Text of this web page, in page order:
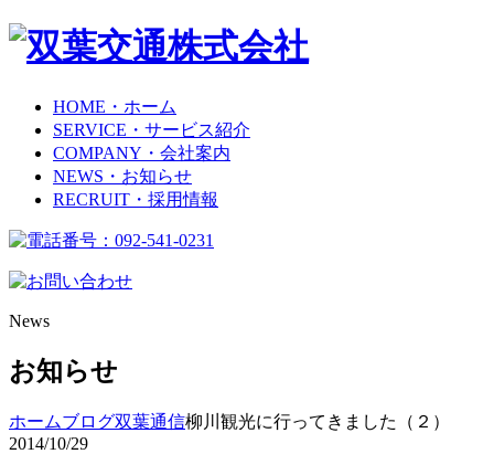
HOME ・ホーム
SERVICE ・サービス紹介
COMPANY ・会社案内
NEWS ・お知らせ
RECRUIT ・採用情報
News
お知らせ
ホームブログ双葉通信柳川観光に行ってきました（２）
2014/10/29